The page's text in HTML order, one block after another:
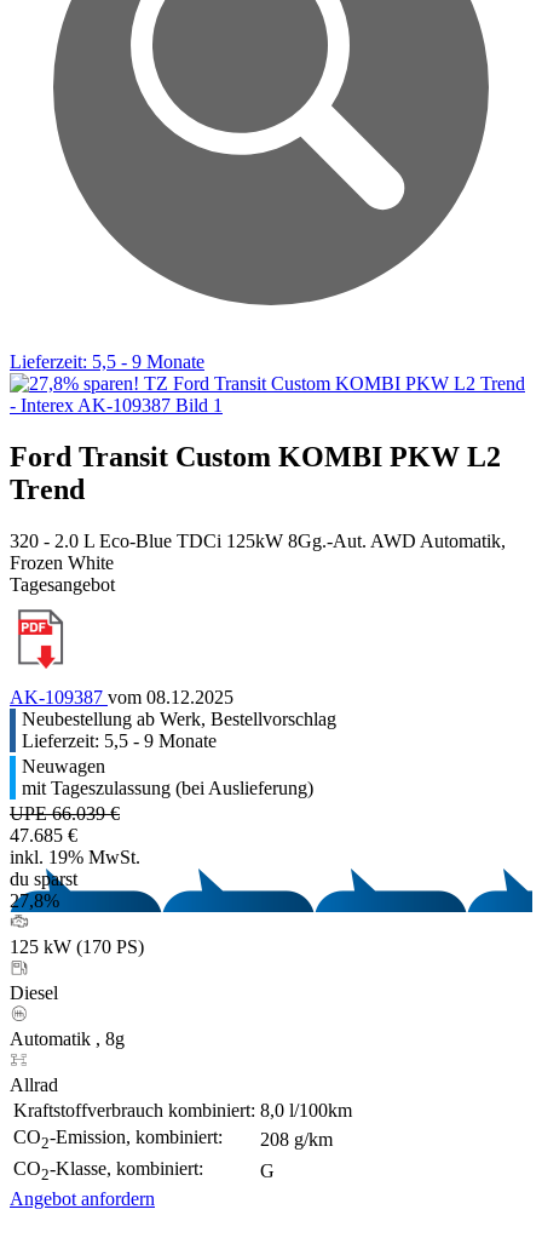
Lieferzeit: 5,5 - 9 Monate
Ford Transit Custom KOMBI PKW L2
Trend
320 - 2.0 L Eco-Blue TDCi 125kW 8Gg.-Aut. AWD Automatik,
Frozen White
Tagesangebot
AK-109387 vom 08.12.2025
Neubestellung ab Werk, Bestellvorschlag
Lieferzeit: 5,5 - 9 Monate
Neuwagen
mit Tageszulassung (bei Auslieferung)
UPE 66.039 €
47.685 €
inkl. 19% MwSt.
du sparst
27,8%
125 kW (170 PS)
Diesel
Automatik , 8g
Allrad
Kraftstoffverbrauch kombiniert: 8,0 l/100km
CO2-Emission, kombiniert:
208 g/km
CO2-Klasse, kombiniert:
G
Angebot anfordern